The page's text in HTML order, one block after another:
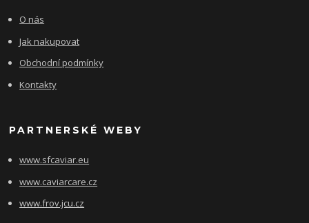
O nás
Jak nakupovat
Obchodní podmínky
Kontakty
PARTNERSKÉ WEBY
www.sfcaviar.eu
www.caviarcare.cz
www.frov.jcu.cz